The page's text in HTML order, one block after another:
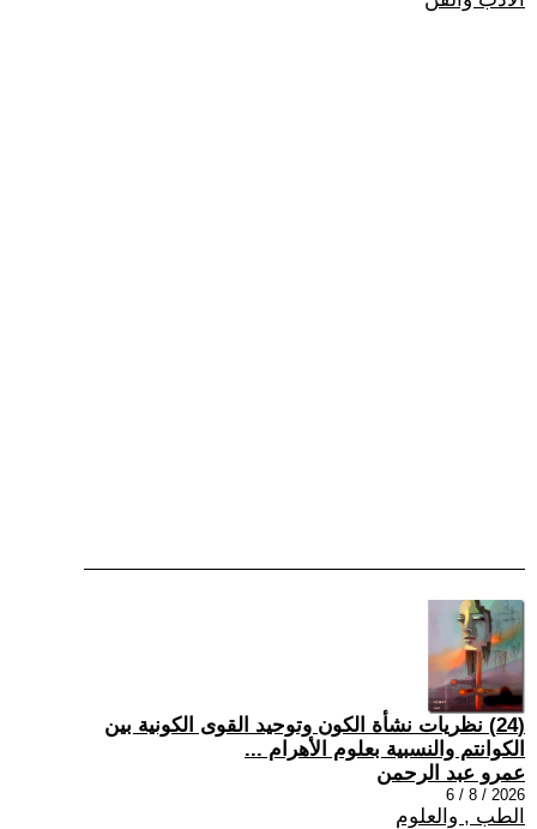
(24) نظريات نشأة الكون وتوحيد القوى الكونية بين
الكوانتم والنسبية بعلوم الأهرام ...
عمرو عبد الرحمن
2026 / 8 / 6
الطب , والعلوم